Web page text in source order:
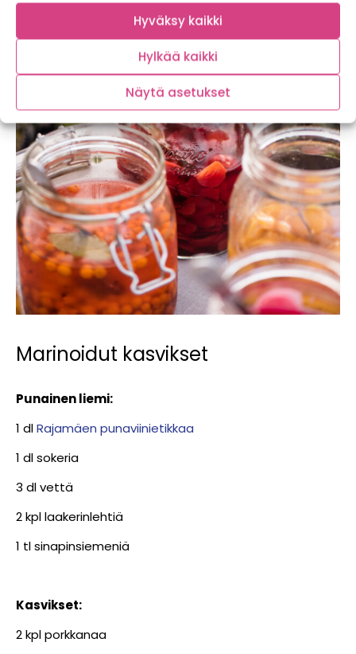
Hyväksy kaikki
Hylkää kaikki
Näytä asetukset
Marinoidut kasvikset
Punainen liemi:
1 dlRajamäen punaviinietikkaa
1 dl sokeria
3 dl vettä
2 kpl laakerinlehtiä
1 tl sinapinsiemeniä
Kasvikset:
2 kpl porkkanaa